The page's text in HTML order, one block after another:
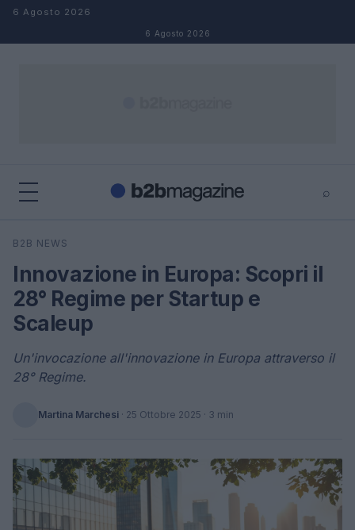
Salta al contenuto
6 Agosto 2026
6 Agosto 2026
⌕
Cerca
B2B NEWS
Innovazione in Europa: Scopri il
28° Regime per Startup e
Scaleup
Un'invocazione all'innovazione in Europa attraverso il
28° Regime.
Martina Marchesi · 25 Ottobre 2025 · 3 min